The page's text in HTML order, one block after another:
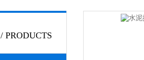
/ PRODUCTS